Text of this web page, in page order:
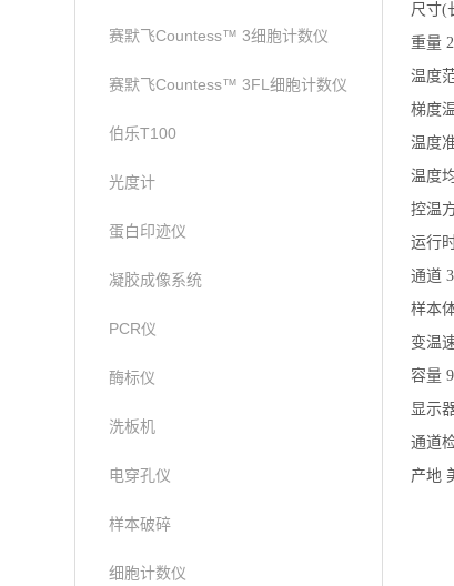
赛默飞Countess™ 3细胞计数仪
赛默飞Countess™ 3FL细胞计数仪
伯乐T100
光度计
蛋白印迹仪
凝胶成像系统
PCR仪
酶标仪
洗板机
电穿孔仪
样本破碎
细胞计数仪
尺寸(
重量
温度
梯度
温度
温度
控温
运行
通道
样本
变温
容量
显示
通道
产地